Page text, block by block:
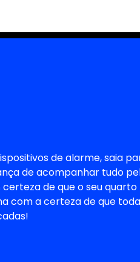
de alarme, saia
de acompanhar tudo
de que o seu quarto
com a certeza de que